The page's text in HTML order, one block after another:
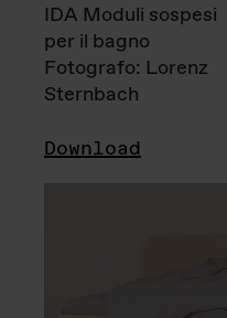
IDA Moduli sospesi
per il bagno
Fotografo: Lorenz
Sternbach
Download